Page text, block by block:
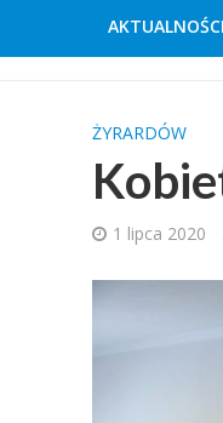
AKTUALNOŚCI
ŻYRARDÓW
1 lipca 2020